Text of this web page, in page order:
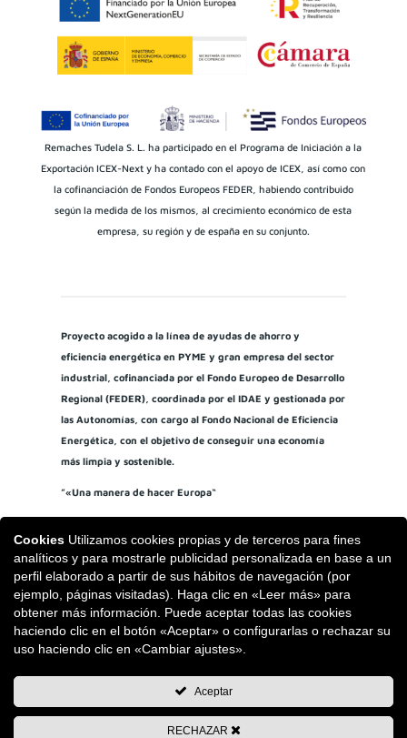
Remaches Tudela S. L. ha participado en el Programa de Iniciación a la
Exportación ICEX-Next y ha contado con el apoyo de ICEX, así como con
la cofinanciación de Fondos Europeos FEDER, habiendo contribuido
según la medida de los mismos, al crecimiento económico de esta
empresa, su región y de españa en su conjunto.
Proyecto acogido a la línea de ayudas de ahorro y
eficiencia energética en PYME y gran empresa del sector
industrial, cofinanciada por el Fondo Europeo de Desarrollo
Regional (FEDER), coordinada por el IDAE y gestionada por
las Autonomías, con cargo al Fondo Nacional de Eficiencia
Energética, con el objetivo de conseguir una economía
más limpia y sostenible.
”«Una manera de hacer Europa“
Cookies Utilizamos cookies propias y de terceros para fines
analíticos y para mostrarle publicidad personalizada en base a un
perfil elaborado a partir de sus hábitos de navegación (por
ejemplo, páginas visitadas). Haga clic en «Leer más» para
obtener más información. Puede aceptar todas las cookies
haciendo clic en el botón «Aceptar» o configurarlas o rechazar su
uso haciendo clic en «Cambiar ajustes».
Aceptar
RECHAZAR